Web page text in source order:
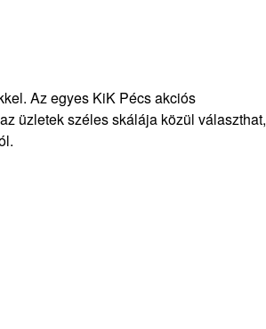
Az egyes KiK Pécs akciós
üzletek széles skálája közül választhat,